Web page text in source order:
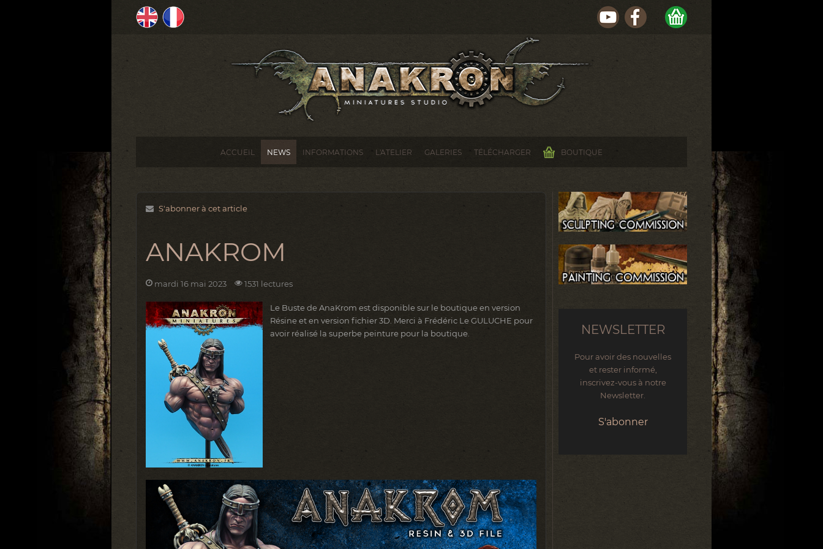
ACCUEIL NEWS INFORMATIONS L'ATELIER GALERIES TÉLÉCHARGER BOUTIQUE
S'abonner à cet article
ANAKROM
mardi 16 mai 2023 1531 lectures
Le Buste de AnaKrom est disponible sur le boutique en version
Résine et en version fichier 3D. Merci à Frédéric Le GULUCHE pour
avoir réalisé la superbe peinture pour la boutique.
NEWSLETTER
Pour avoir des nouvelles
et rester informé,
inscrivez-vous à notre
Newsletter.
S'abonner